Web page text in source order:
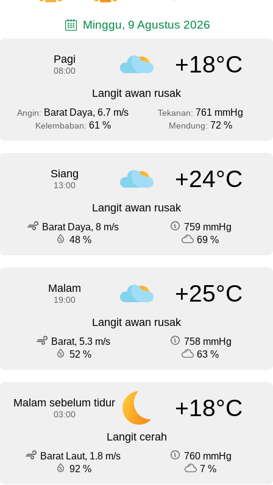
Minggu, 9 Agustus 2026
Pagi
08:00 +18°C
Langit awan rusak
Angin: Barat Daya, 6.7 m/s Tekanan: 761 mmHg
Kelembaban: 61 % Mendung: 72 %
Siang
13:00 +24°C
Langit awan rusak
Barat Daya, 8 m/s
759 mmHg
48 %
69 %
Malam
19:00 +25°C
Langit awan rusak
Barat, 5.3 m/s
758 mmHg
52 %
63 %
Malam sebelum tidur
03:00 +18°C
Langit cerah
Barat Laut, 1.8 m/s
760 mmHg
92 %
7 %